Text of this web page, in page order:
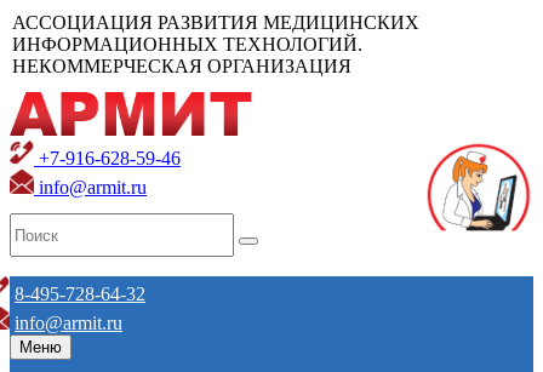
АССОЦИАЦИЯ РАЗВИТИЯ МЕДИЦИНСКИХ
ИНФОРМАЦИОННЫХ ТЕХНОЛОГИЙ.
НЕКОММЕРЧЕСКАЯ ОРГАНИЗАЦИЯ
+7-916-628-59-46
info@armit.ru
8-495-728-64-32
info@armit.ru
Меню